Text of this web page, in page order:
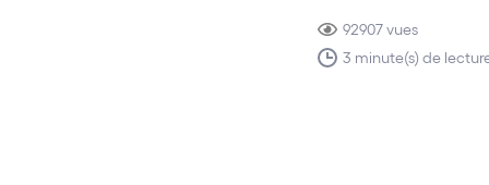
gestion présenté à
l’assemblée générale
ordinaire annuelle
92907 vues
3 minute(s) de